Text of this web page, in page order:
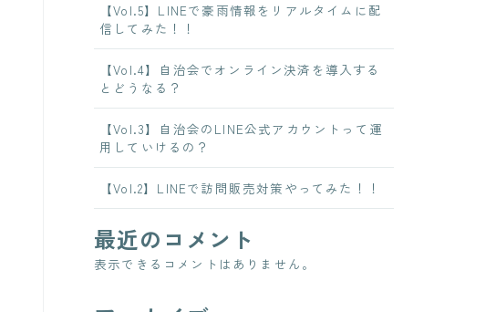
【Vol.5】LINEで豪雨情報をリアルタイムに配
信してみた！！
【Vol.4】自治会でオンライン決済を導入する
とどうなる？
【Vol.3】自治会のLINE公式アカウントって運
用していけるの？
【Vol.2】LINEで訪問販売対策やってみた！！
最近のコメント
表示できるコメントはありません。